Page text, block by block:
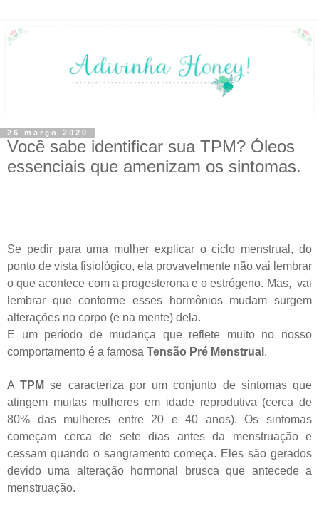
26 março 2020
Você sabe identificar sua TPM? Óleos
essenciais que amenizam os sintomas.
Se pedir para uma mulher explicar o ciclo menstrual, do
ponto de vista fisiológico, ela provavelmente não vai lembrar
o que acontece com a progesterona e o estrógeno. Mas, vai
lembrar que conforme esses hormônios mudam surgem
alterações no corpo (e na mente) dela.
E um período de mudança que reflete muito no nosso
comportamento é a famosa Tensão Pré Menstrual .
ATPM se caracteriza por um conjunto de sintomas que
atingem muitas mulheres em idade reprodutiva (cerca de
80% das mulheres entre 20 e 40 anos). Os sintomas
começam cerca de sete dias antes da menstruação e
cessam quando o sangramento começa. Eles são gerados
devido uma alteração hormonal brusca que antecede a
menstruação.